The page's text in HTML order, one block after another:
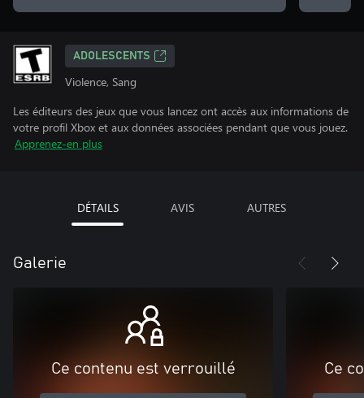
ADOLESCENTS
Violence, Sang
Les éditeurs des jeux que vous lancez ont accès aux informations de
votre profil Xbox et aux données associées pendant que vous jouez.
Apprenez-en plus
DÉTAILS AVIS AUTRES
Galerie
Ce contenu est verrouillé Ce